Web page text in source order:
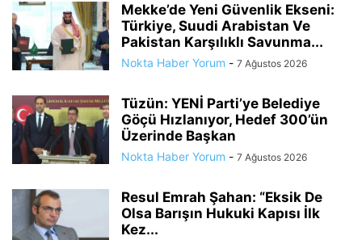
Mekke’de Yeni Güvenlik Ekseni:
Türkiye, Suudi Arabistan Ve
Pakistan Karşılıklı Savunma...
Nokta Haber Yorum - 7 Ağustos 2026
Tüzün: YENİ Parti’ye Belediye
Göçü Hızlanıyor, Hedef 300’ün
Üzerinde Başkan
Nokta Haber Yorum - 7 Ağustos 2026
Resul Emrah Şahan: “Eksik De
Olsa Barışın Hukuki Kapısı İlk
Kez...